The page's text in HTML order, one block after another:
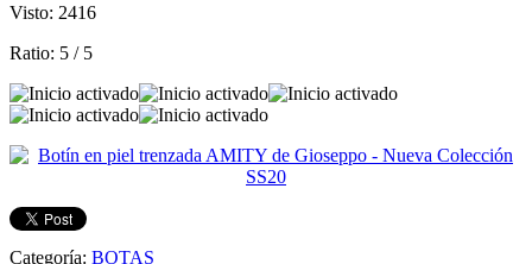
Visto: 2416
Ratio: 5 / 5
Categoría: BOTAS